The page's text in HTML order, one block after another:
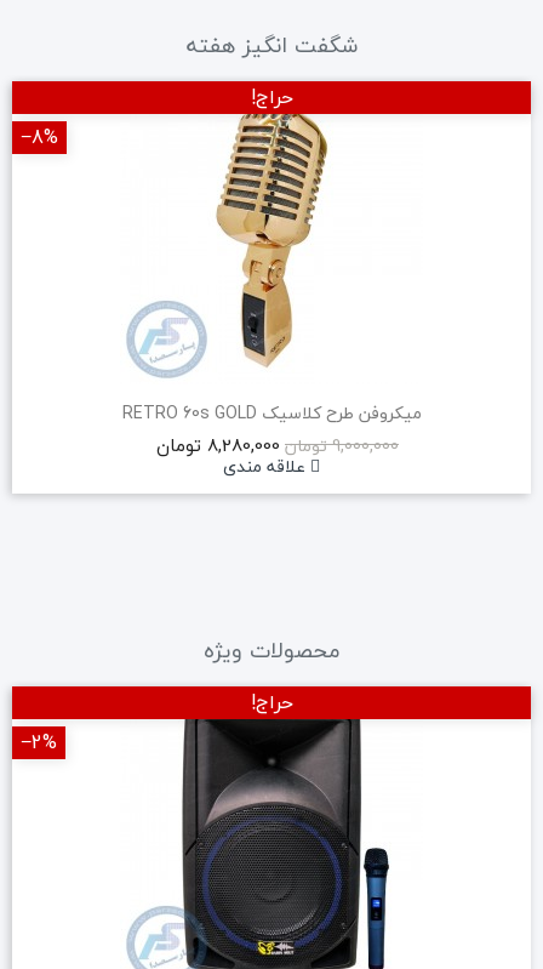
شگفت انگیز هفته
میکروفن طرح کلاسیک RETRO 60s GOLD
9,000,000 تومان
8,280,000 تومان
علاقه مندی
حراج!
‎−8%
محصولات ویژه
حراج!
‎−2%